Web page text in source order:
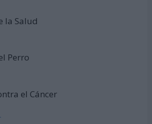
la Salud
Perro
el Cáncer